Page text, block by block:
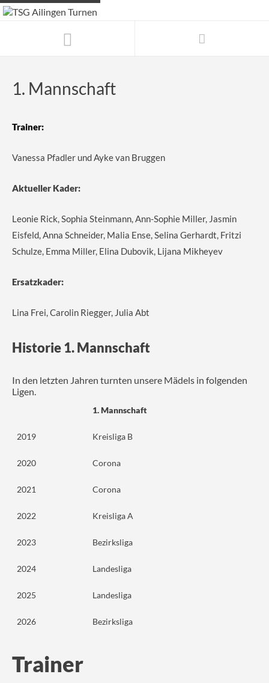
1. Mannschaft
Trainer:
Vanessa Pfadler und Ayke van Bruggen
Aktueller Kader:
Leonie Rick, Sophia Steinmann, Ann-Sophie Miller, Jasmin
Eisfeld, Anna Schneider, Malia Ense, Selina Gerhardt, Fritzi
Schulze, Emma Miller, Elina Dubovik, Lijana Mikheyev
Ersatzkader:
Lina Frei, Carolin Riegger, Julia Abt
Historie 1. Mannschaft
In den letzten Jahren turnten unsere Mädels in folgenden
Ligen.
1. Mannschaft
2019 Kreisliga B
2020 Corona
2021 Corona
2022 Kreisliga A
2023 Bezirksliga
2024 Landesliga
2025 Landesliga
2026 Bezirksliga
Trainer